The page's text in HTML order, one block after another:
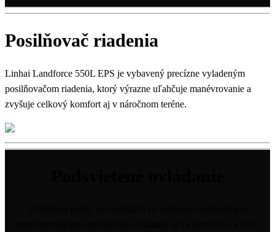
Posilňovač riadenia
Linhai Landforce 550L EPS je vybavený precízne vyladeným
posilňovačom riadenia, ktorý výrazne uľahčuje manévrovanie a
zvyšuje celkový komfort aj v náročnom teréne.